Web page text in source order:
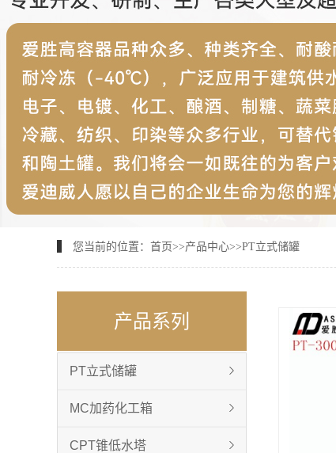
您当前的位置： 首页>>产品中心>>PT立式储罐
产品系列
PT立式储罐
MC加药化工箱
CPT锥低水塔